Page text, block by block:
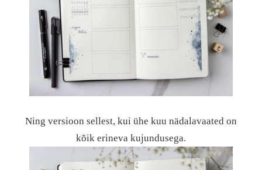
Ning versioon sellest, kui ühe kuu nädalavaated on
kõik erineva kujundusega.